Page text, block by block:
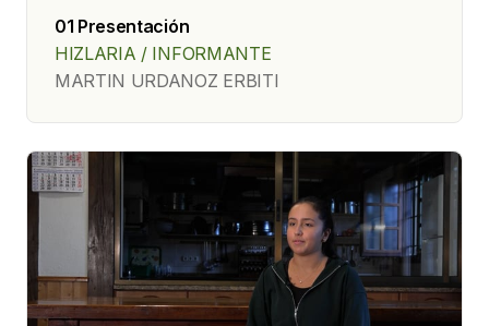
01 Presentación
HIZLARIA / INFORMANTE
MARTIN URDANOZ ERBITI